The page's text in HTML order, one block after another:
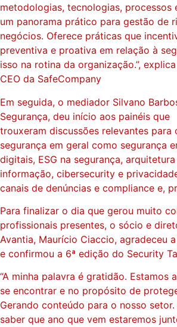
metodologias, tecnologias, processos
um panorama prático para gestão de
negócios. Oferece práticas que
preventiva e proativa em relação à
isso na rotina da organização.”,
CEO da SafeCompany
Em seguida, o mediador Silvano
Segurança, deu início aos painéis que
trouxeram discussões relevantes para
segurança em geral como segurança
digitais, ESG na segurança,
informação, cibersecurity e
canais de denúncias e compliance e,
Para finalizar o dia que gerou muito
profissionais presentes, o sócio e
Avantia, Maurício Ciaccio, agradeceu
e confirmou a 6ª edição do Security
“A minha palavra é gratidão. Estamos
se encontrar e no propósito de
Gerando conteúdo para o nosso
saber que ano que vem estaremos